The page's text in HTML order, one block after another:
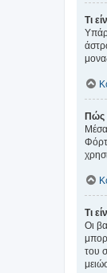
Τι
Πώς
Τι
Οι
του